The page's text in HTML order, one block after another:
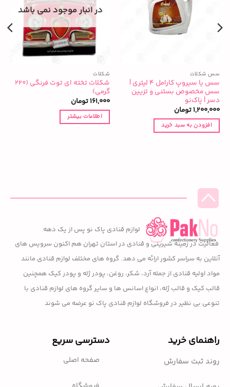
سس شکلات
سس یا سیروپ کارامل ۴ لیتری |
سس مخصوص بستنی و تزیین
دسر | پاک‌نو
1,200,000تومان
افزودن به سبد خرید
در انبار موجود نمی باشد
شکلات
شکلات تخته ای توت فرنگی (۲۲۰
گرمی)
161,000تومان
اطلاعات بیشتر
لوازم قنادی پاک نو پس از یک دهه
فعالیت در زمینه شیرینی و قنادی در استان تهران هم اکنون سرویس های
آنلاین به سراسر کشور ارائه می دهد. گروه های مختلف لوازم قنادی مانند
مواد اولیه قنادی از جمله آرد، شکر، روغن، پودر ژله و پودر کیک همچنین
قالب کیک و قالب ژله، انواع اسانس ها و سایر گروه های لوازم قنادی با
تنوعی بی نظیر در فروشگاه لوازم قنادی پاک نو عرضه می شوند
راهنمای خرید
روند ثبت سفارش
دسترسی سریع
صفحه اصلی